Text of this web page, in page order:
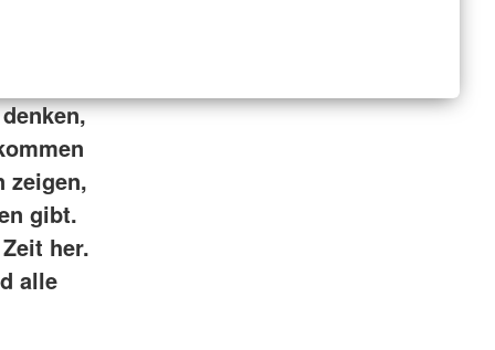
zeigen,
gibt.
her.
alle